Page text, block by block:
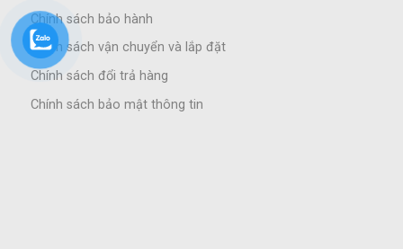
Chính sách bảo hành
Chính sách vận chuyển và lắp đặt
Chính sách đổi trả hàng
Chính sách bảo mật thông tin